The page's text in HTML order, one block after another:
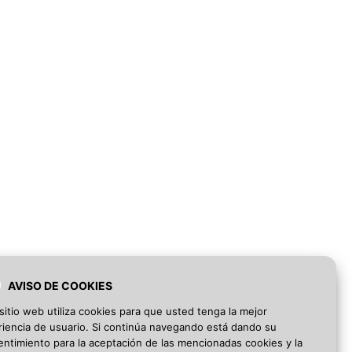
AVISO DE COOKIES
web utiliza cookies para que usted tenga la mejor
de usuario. Si continúa navegando está dando su
para la aceptación de las mencionadas cookies y la